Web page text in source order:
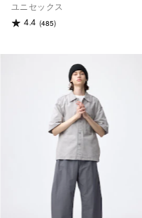
ユニセックス
4.4 (485)